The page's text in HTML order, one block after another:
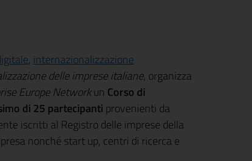
, internazionalizzazione
delle imprese italiane, organizza
Europe Networkun Corso di
di 25 partecipanti provenienti da
iscritti al Registro delle imprese della
nonché start up, centri di ricerca e